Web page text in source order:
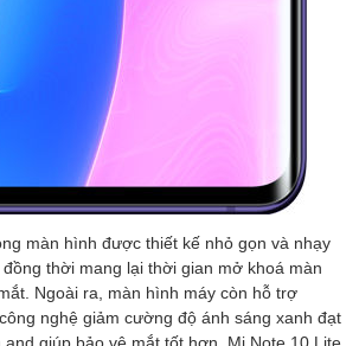
màn hình được thiết kế nhỏ gọn và nhạy
thời mang lại thời gian mở khoá màn
Ngoài ra, màn hình máy còn hỗ trợ
nghệ giảm cường độ ánh sáng xanh đạt